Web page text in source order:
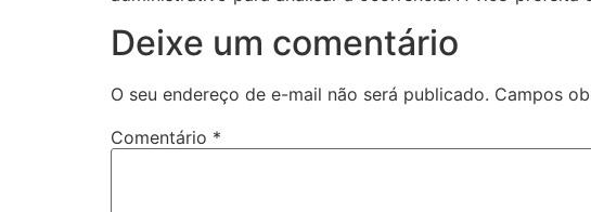
Deixe um comentário
O seu endereço de e-mail não será publicado. Campos
Comentário *